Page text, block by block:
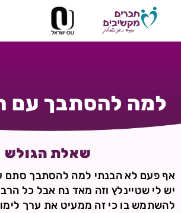
למה להסתבך עם
שאלת הגולש
אף פעם לא הבנתי למה להסתבך סתם
יש לי שטיינלץ וזה מאד נח אבל כל
להשתמש בו כי זה ממעיט את ערך